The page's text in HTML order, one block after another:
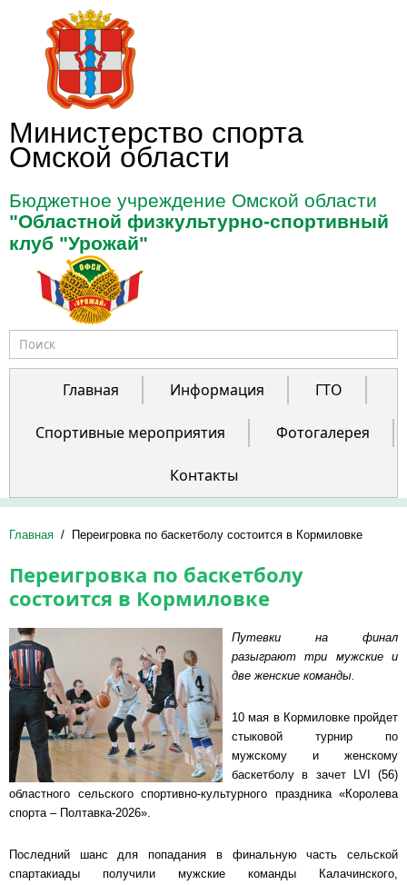
Перейти к основному содержанию
Министерство спорта
Омской области
Бюджетное учреждение Омской области
"Областной физкультурно-спортивный
клуб "Урожай"
Форма поиска
Главная
Информация ГТО
Спортивные мероприятия Фотогалерея
Контакты
Главная / Переигровка по баскетболу состоится в Кормиловке
Переигровка по баскетболу
состоится в Кормиловке
Путевки на финал
разыграют три мужские и
две женские команды.
10 мая в Кормиловке пройдет
стыковой турнир по
мужскому и женскому
баскетболу в зачет LVI (56)
областного сельского спортивно-культурного праздника «Королева
спорта – Полтавка-2026».
Последний шанс для попадания в финальную часть сельской
спартакиады получили мужские команды Калачинского,